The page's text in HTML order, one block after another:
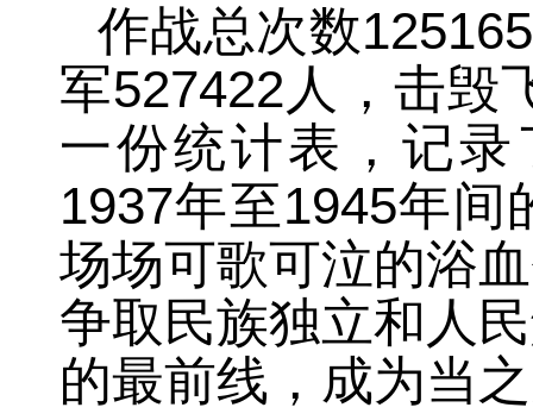
作战总次数
军527422人，击
一份统计表，记
1937年至1945年
场场可歌可泣的浴
争取民族独立和人
的最前线，成为当